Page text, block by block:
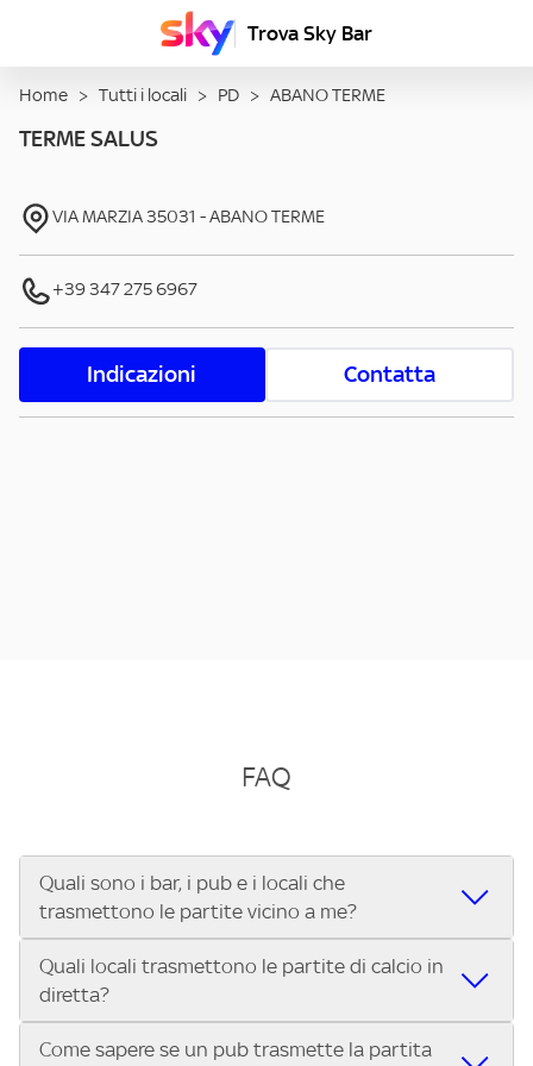
Trova Sky Bar
Home > Tutti i locali > PD > ABANO TERME
TERME SALUS
VIA MARZIA35031 -ABANO TERME
+39 347 275 6967
Indicazioni Contatta
FAQ
Quali sono i bar, i pub e i locali che
trasmettono le partite vicino a me?
Se cerchi un bar, pub, ristorante o locale vicino a te per
vedere le partite di Serie A ENILIVE, la Serie C Sky Wifi, la
UEFA Champions League, la UEFA Europa League, la UEFA
Conference League, il Tennis, la Formula 1®, la MotoGP™ e
Quali locali trasmettono le partite di calcio in
diretta?
Vuoi sapere quali bar, pub o ristoranti mostrano le partite
Come sapere se un pub trasmette la partita